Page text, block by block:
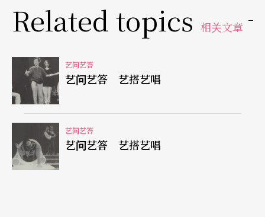
多。容我说句不太中听的话：剧场界好的编剧人才
不多，甚至有些导演连一部剧作的好坏都无能分
观念太弱，加上功力不够，常常将鸡汤变淸水，导
致「改编」沦为稀释原著的过程。另一个原因是，
有些剧场工作者喜欢自编自导，但是真正能自编自
导的人才可遇不可求，不是轻易就可随便试试的。
台湾不乏对编剧有兴趣的人，但是因为下列的理由
Related topics 相关文章
艺问艺答
艺问艺答 艺搭艺唱
艺问艺答
艺问艺答 艺搭艺唱